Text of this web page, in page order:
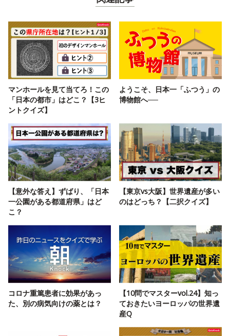
マンホールを見て当てろ！この
「日本の都市」はどこ？【3ヒ
ントクイズ】
ようこそ、日本一「ふつう」の
博物館へ──
【意外な答え】ずばり、「日本
一公園がある都道府県」はど
こ？
【東京vs大阪】世界遺産が多い
のはどっち？【二択クイズ】
コロナ重篤患者に効果があっ
た、別の病気向けの薬とは？
【10問でマスターvol.24】知っ
ておきたいヨーロッパの世界遺
産Q